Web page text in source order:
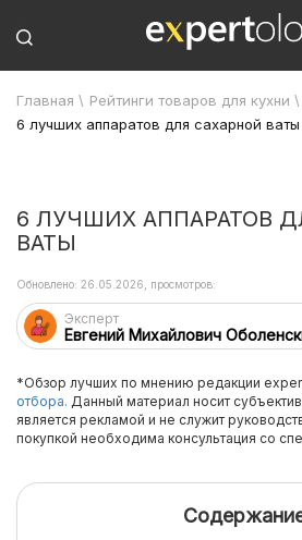
Главная \ Рейтинги товаров для кухни \
6 лучших аппаратов для сахарной ваты
6 ЛУЧШИХ АППАРАТОВ
ВАТЫ
Эксперт
Евгений Михайлович
Обновлено: 26.05.2026, просмотров:
*Обзор лучших по мнению редакции
отбора. Данный материал носит
является рекламой и не служит
покупкой необходима консультация со